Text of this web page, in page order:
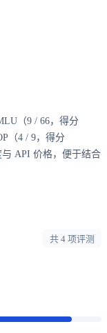
（9 / 66，得分
（4 / 9，得分
API 价格，便于结合
共 4 项评测